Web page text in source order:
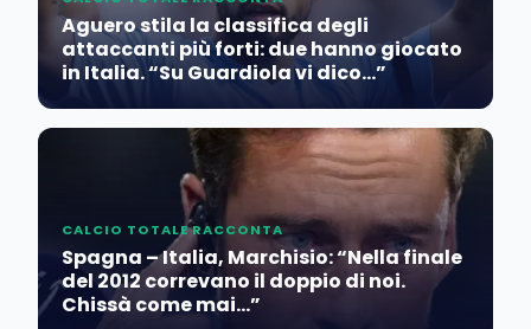
Aguero stila la classifica degli
attaccanti più forti: due hanno giocato
in Italia. “Su Guardiola vi dico…”
CALCIO TOTALE RACCONTA
Spagna – Italia, Marchisio: “Nella finale
del 2012 correvano il doppio di noi.
Chissà come mai…”